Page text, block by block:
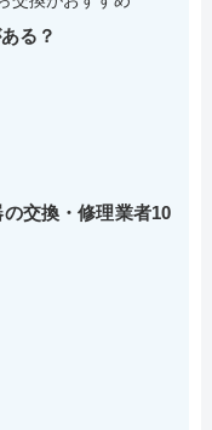
る？
交換・修理業者10